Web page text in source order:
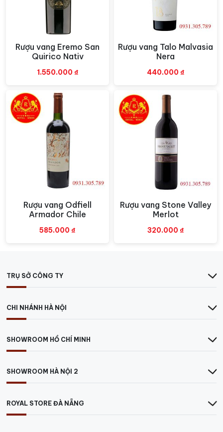
hương vị tuyệt vời nhất, nhiệt độ phục vụ lý tưởng cho
này là khoảng 16 đến 18 độ C, giúp làm nổi
bật và tôn lên tất cả những đặc tính tinh tế của rượu.
Xem nhanh
Rượu vang Eremo San
Quirico Nativ
1.550.000 ₫
Xem nhanh
Rượu vang Talo Malvasia
Nera
440.000 ₫
Xem nhanh
Rượu vang Odfiell
Armador Chile
585.000 ₫
Xem nhanh
Rượu vang Stone Valley
Merlot
320.000 ₫
TRỤ SỞ CÔNG TY
CHI NHÁNH HÀ NỘI
SHOWROOM HỒ CHÍ MINH
SHOWROOM HÀ NỘI 2
ROYAL STORE ĐÀ NẴNG